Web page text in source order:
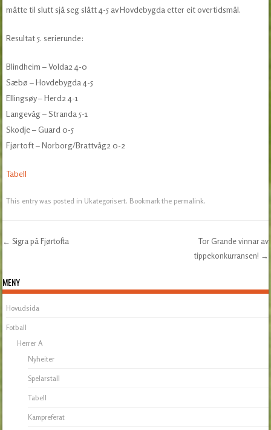
måtte til slutt sjå seg slått 4-5 av Hovdebygda etter eit overtidsmål.
Resultat 5. serierunde:
Blindheim – Volda2 4-0
Sæbø – Hovdebygda 4-5
Ellingsøy – Herd2 4-1
Langevåg – Stranda 5-1
Skodje – Guard 0-5
Fjørtoft – Norborg/Brattvåg2 0-2
Tabell
This entry was posted in Ukategorisert. Bookmark thepermalink.
← Sigra på Fjørtofta
Tor Grande vinnar av
tippekonkurransen! →
MENY
Hovudsida
Fotball
Herrer A
Nyheiter
Spelarstall
Tabell
Kampreferat